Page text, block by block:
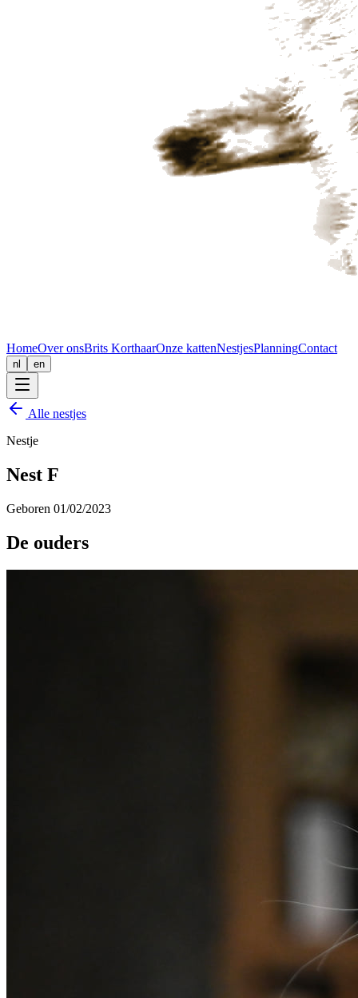
HomeOver onsBrits KorthaarOnze kattenNestjesPlanningContact
nl en
Alle nestjes
Nestje
Nest F
Geboren 01/02/2023
De ouders